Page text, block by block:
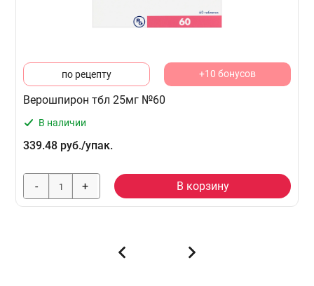
по рецепту +10 бонусов
Верошпирон тбл 25мг №60
В наличии
339.48 руб./упак.
- + В корзину